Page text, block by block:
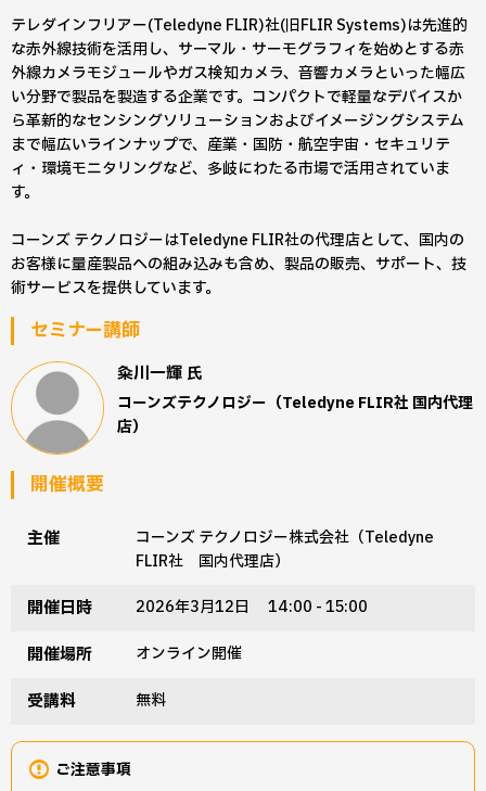
テレダインフリアー(Teledyne FLIR)社(旧FLIR Systems)は先進的
な赤外線技術を活用し、サーマル・サーモグラフィを始めとする赤
外線カメラモジュールやガス検知カメラ、音響カメラといった幅広
い分野で製品を製造する企業です。コンパクトで軽量なデバイスか
ら革新的なセンシングソリューションおよびイメージングシステム
まで幅広いラインナップで、産業・国防・航空宇宙・セキュリテ
ィ・環境モニタリングなど、多岐にわたる市場で活用されていま
す。
コーンズ テクノロジーはTeledyne FLIR社の代理店として、国内の
お客様に量産製品への組み込みも含め、製品の販売、サポート、技
術サービスを提供しています。
セミナー講師
粂川一輝 氏
コーンズテクノロジー（Teledyne FLIR社 国内代理
店）
開催概要
主催
コーンズ テクノロジー株式会社（Teledyne
FLIR社 国内代理店）
開催日時 2026年3月12日 14:00 - 15:00
開催場所 オンライン開催
受講料 無料
ご注意事項